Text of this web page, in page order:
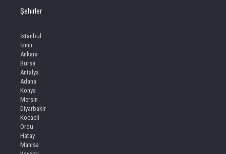
Şehirler
İstanbul
İzmir
Ankara
Bursa
Antalya
Adana
Konya
Mersin
Diyarbakir
Kocaeli
Ordu
Hatay
Manisa